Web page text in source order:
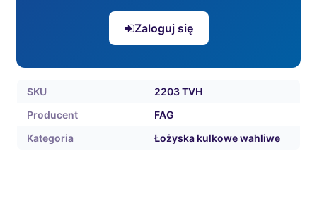
Zaloguj się
SKU
2203 TVH
Producent
FAG
Kategoria
Łożyska kulkowe wahliwe